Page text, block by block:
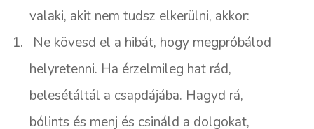
valaki, akit nem tudsz elkerülni, akkor:
1.
Ne kövesd el a hibát, hogy megpróbálod
helyretenni. Ha érzelmileg hat rád,
belesétáltál a csapdájába. Hagyd rá,
bólints és menj és csináld a dolgokat,